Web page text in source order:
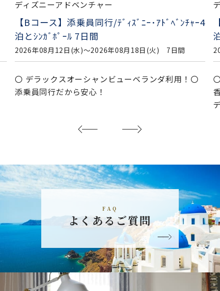
ﾍﾞﾝﾁｬｰ4
日間
用！〇
ディズニーアドベンチャー
【Aコース】添乗員同行/ﾃﾞｨｽﾞﾆｰ･ｱﾄﾞﾍﾞﾝ
泊と香港ﾃﾞｨｽﾞﾆｰﾗﾝﾄﾞ8日間
2026年08月12日(水)〜2026年08月19日(水) 8日間
〇 デラックスオーシャンビューベランダ利用
香港ディズニーランド１デーチケット付！〇
FAQ
よくあるご質問